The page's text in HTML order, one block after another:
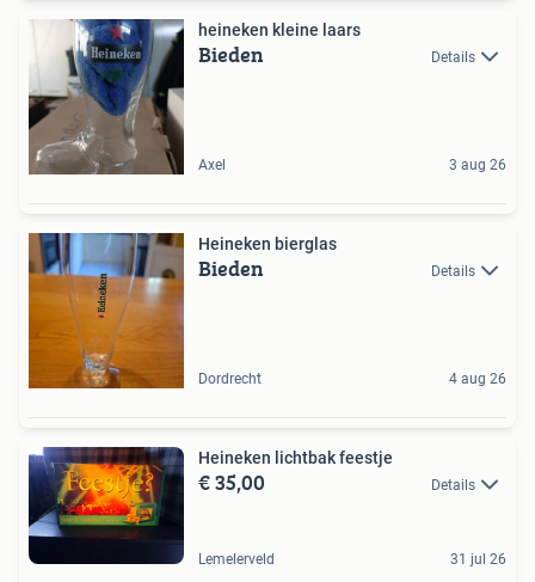
heineken kleine laars
Bieden Details
Axel 3 aug 26
Heineken bierglas
Bieden Details
Dordrecht 4 aug 26
Heineken lichtbak feestje
€ 35,00 Details
Lemelerveld 31 jul 26